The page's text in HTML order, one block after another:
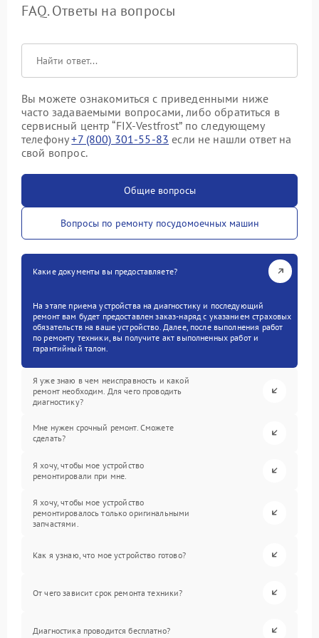
FAQ. Ответы на вопросы
Вы можете ознакомиться с приведенными ниже
часто задаваемыми вопросами, либо обратиться в
сервисный центр “FIX-Vestfrost” по следующему
телефону+7 (800) 301-55-83 если не нашли ответ на
свой вопрос.
Общие вопросы
Вопросы по ремонту посудомоечных машин
Какие документы вы предоставляете?
На этапе приема устройства на диагностику и последующий
ремонт вам будет предоставлен заказ-наряд с указанием страховых
обязательств на ваше устройство. Далее, после выполнения работ
по ремонту техники, вы получите акт выполненных работ и
гарантийный талон.
Я уже знаю в чем неисправность и какой
ремонт необходим. Для чего проводить
диагностику?
Мне нужен срочный ремонт. Сможете
сделать?
Я хочу, чтобы мое устройство
ремонтировали при мне.
Я хочу, чтобы мое устройство
ремонтировалось только оригинальными
запчастями.
Как я узнаю, что мое устройство готово?
От чего зависит срок ремонта техники?
Диагностика проводится бесплатно?